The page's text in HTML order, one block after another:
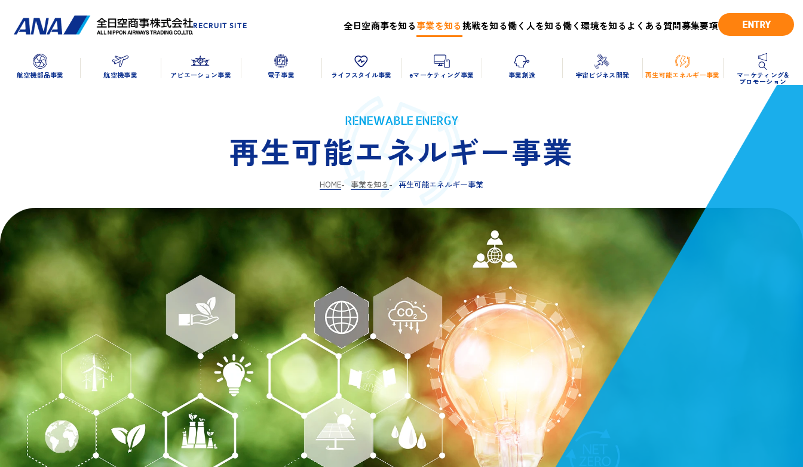
RECRUIT SITE 全日空商事を知る事業を知る挑戦を知る働く人を知る働く環境を知る よくある質問募集要項 ENTRY
航空機部品事業 航空機事業 アビエーション事業 電子事業 ライフスタイル事業 eマーケティング事業 事業創造 宇宙ビジネス開発 再生可能エネルギー事業 マーケティング&
プロモーション
RENEWABLE ENERGY
再生可能エネルギー事業
HOME 事業を知る 再生可能エネルギー事業